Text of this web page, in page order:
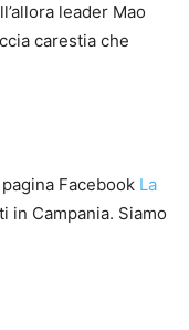
leader Mao
carestia che
Facebook La
Campania. Siamo